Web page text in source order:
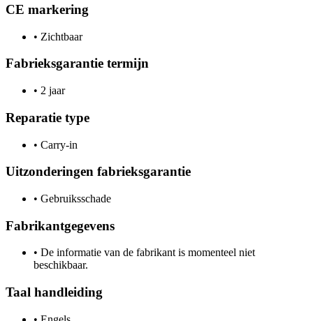
CE markering
• Zichtbaar
Fabrieksgarantie termijn
• 2 jaar
Reparatie type
• Carry-in
Uitzonderingen fabrieksgarantie
• Gebruiksschade
Fabrikantgegevens
• De informatie van de fabrikant is momenteel niet
beschikbaar.
Taal handleiding